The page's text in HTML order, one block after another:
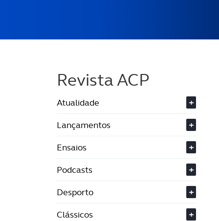
Revista ACP
Atualidade
+
Lançamentos
+
Ensaios
+
Podcasts
+
Desporto
+
Clássicos
+